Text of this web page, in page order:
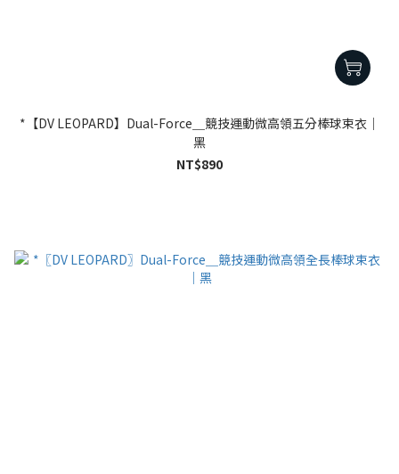
*【DV LEOPARD】Dual-Force＿競技運動微高領五分棒球束衣｜
黑
NT$890